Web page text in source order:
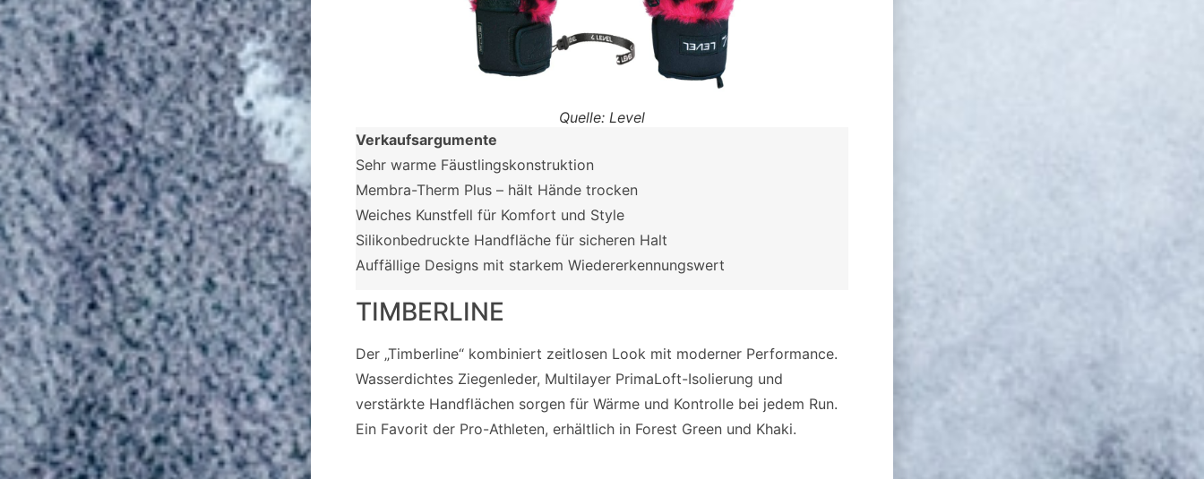
Quelle: Level
Verkaufsargumente
Sehr warme Fäustlingskonstruktion
Membra-Therm Plus – hält Hände trocken
Weiches Kunstfell für Komfort und Style
Silikonbedruckte Handfläche für sicheren Halt
Auffällige Designs mit starkem Wiedererkennungswert
TIMBERLINE
Der „Timberline“ kombiniert zeitlosen Look mit moderner Performance.
Wasserdichtes Ziegenleder, Multilayer PrimaLoft-Isolierung und
verstärkte Handflächen sorgen für Wärme und Kontrolle bei jedem Run.
Ein Favorit der Pro-Athleten, erhältlich in Forest Green und Khaki.